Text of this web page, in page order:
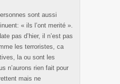
sont aussi
« ils l’ont merité ».
pas d’hier, il n’est pas
les terroristes, ca
la ou sont les
n’aurons rien fait pour
mais ne